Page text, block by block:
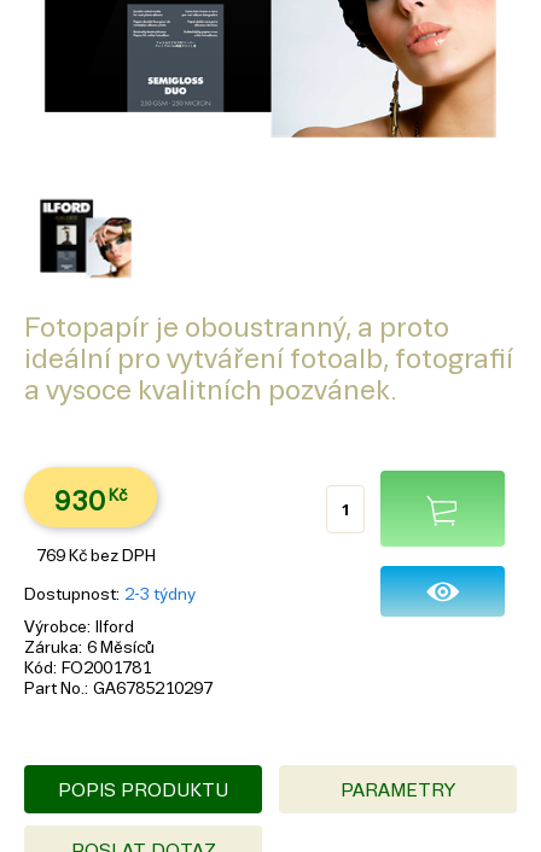
Fotopapír je oboustranný, a proto
ideální pro vytváření fotoalb, fotografií
a vysoce kvalitních pozvánek.
930 Kč
769 Kč bez DPH
Dostupnost 2-3 týdny
Výrobce
Ilford
Záruka 6 Měsíců
Kód
FO2001781
Part No. GA6785210297
POPIS PRODUKTU PARAMETRY